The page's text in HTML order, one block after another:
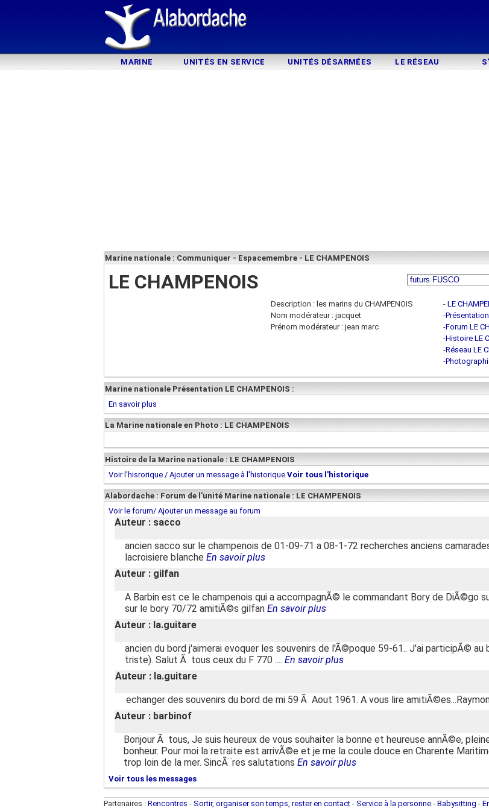
MARINE UNITÉS EN SERVICE UNITÉS DÉSARMÉES LE RÉSEAU
Marine nationale : Communiquer - Espacemembre - LE CHAMPENOIS
LE CHAMPENOIS
Description : les marins du CHAMPENOIS
Nom modérateur : jacquet
Prénom modérateur : jean marc
- LE
-Présentation
-Forum LE
-Histoire LE
-Réseau LE
-
Marine nationale Présentation LE CHAMPENOIS :
En savoir plus
La Marine nationale en Photo : LE CHAMPENOIS
Histoire de la Marine nationale : LE CHAMPENOIS
Voir l'hisrorique / Ajouter un message à l'historique Voir tous l'historique
Alabordache : Forum de l'unité Marine nationale : LE CHAMPENOIS
Voir le forum/ Ajouter un message au forum
Auteur : sacco
ancien sacco sur le champenois de 01-09-71 a 08-1-72 recherches anciens
lacroisiere blanche En savoir plus
Auteur : gilfan
A Barbin est ce le champenois qui a accompagnÃ© le commandant Bory de DiÃ©go
sur le bory 70/72 amitiÃ©s gilfan En savoir plus
Auteur : la.guitare
ancien du bord j'aimerai evoquer les souvenirs de l'Ã©poque 59-61.. J'ai participÃ©
triste). Salut Ã tous ceux du F 770 .... En savoir plus
Auteur : la.guitare
echanger des souvenirs du bord de mi 59 Ã Aout 1961. A vous lire
Auteur : barbinof
Bonjour Ã tous, Je suis heureux de vous souhaiter la bonne et heureuse annÃ©e,
bonheur. Pour moi la retraite est arrivÃ©e et je me la coule douce en Charente
trop loin de la mer. SincÃ¨res salutations En savoir plus
Voir tous les messages
Partenaires : Rencontres - Sortir, organiser son temps, rester en contact - Service à la personne - Babysitting -